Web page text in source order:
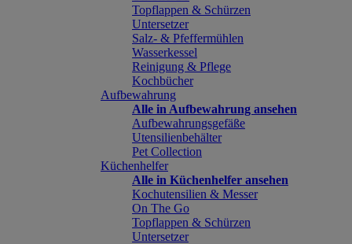
Topflappen & Schürzen
Untersetzer
Salz- & Pfeffermühlen
Wasserkessel
Reinigung & Pflege
Kochbücher
Aufbewahrung
Alle in Aufbewahrung ansehen
Aufbewahrungsgefäße
Utensilienbehälter
Pet Collection
Küchenhelfer
Alle in Küchenhelfer ansehen
Kochutensilien & Messer
On The Go
Topflappen & Schürzen
Untersetzer